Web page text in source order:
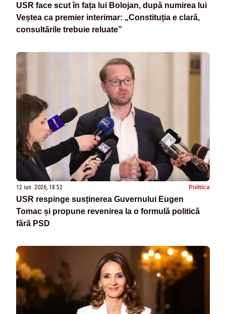
USR face scut în fața lui Bolojan, după numirea lui
Veștea ca premier interimar: „Constituția e clară,
consultările trebuie reluate”
12 iun. 2026, 18:52 Politica
USR respinge susținerea Guvernului Eugen
Tomac și propune revenirea la o formulă politică
fără PSD